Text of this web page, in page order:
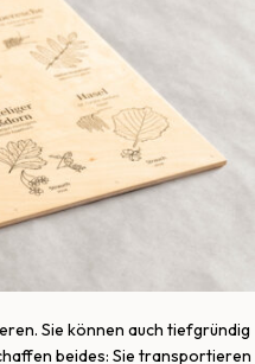
Sie können auch tiefgründig
beides: Sie transportieren